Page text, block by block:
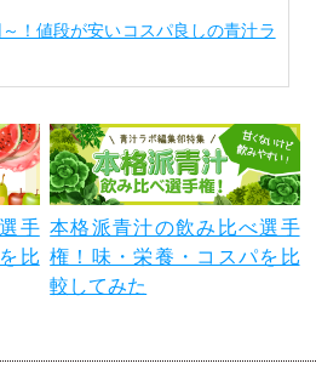
～！値段が安いコスパ良しの青汁ラ
手
比
本格派青汁の飲み比べ選手
権！味・栄養・コスパを比
較してみた